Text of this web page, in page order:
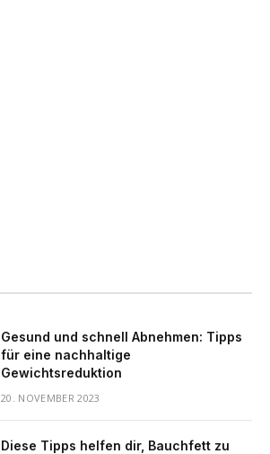
Gesund und schnell Abnehmen: Tipps
für eine nachhaltige
Gewichtsreduktion
20. NOVEMBER 2023
Diese Tipps helfen dir, Bauchfett zu